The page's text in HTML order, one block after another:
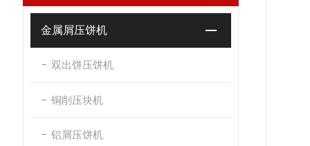
金属屑压饼机
双出饼压饼机
铜削压块机
铝屑压饼机